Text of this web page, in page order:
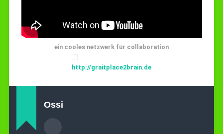
ein cooles netzwerk für collaboration
http://graitplace2brain.de
Ossi